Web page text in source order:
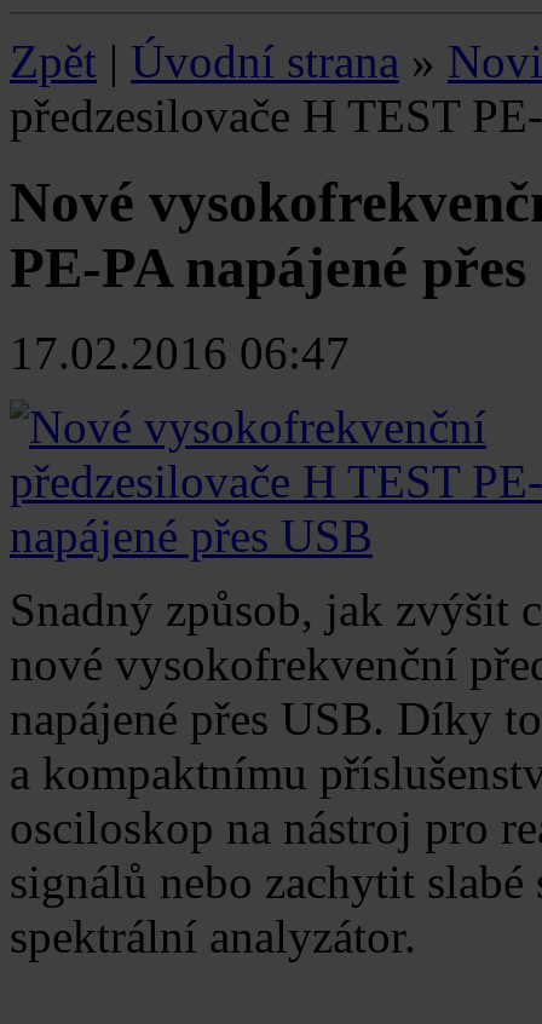
Zpět | Úvodní strana »
předzesilovače H TEST
Nové
PE-PA napájené přes
17.02.2016 06:47
Snadný způsob, jak zvýšit
nové vysokofrekvenční
napájené přes USB. Díky
a kompaktnímu
osciloskop na nástroj pro
signálů nebo zachytit
spektrální analyzátor.